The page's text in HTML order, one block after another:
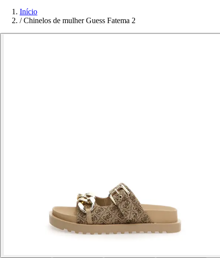
Início
/ Chinelos de mulher Guess Fatema 2